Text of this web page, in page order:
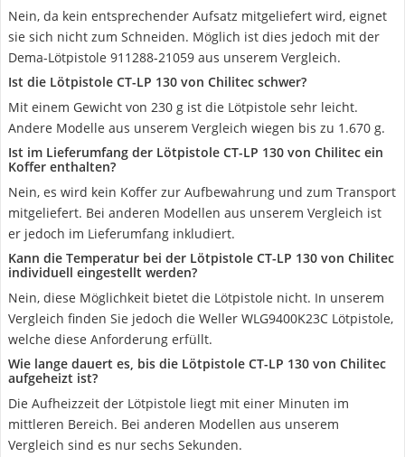
Nein, da kein entsprechender Aufsatz mitgeliefert wird, eignet
sie sich nicht zum Schneiden. Möglich ist dies jedoch mit der
Dema-Lötpistole 911288-21059 aus unserem Vergleich.
Ist die Lötpistole CT-LP 130 von Chilitec schwer?
Mit einem Gewicht von 230 g ist die Lötpistole sehr leicht.
Andere Modelle aus unserem Vergleich wiegen bis zu 1.670 g.
Ist im Lieferumfang der Lötpistole CT-LP 130 von Chilitec ein
Koffer enthalten?
Nein, es wird kein Koffer zur Aufbewahrung und zum Transport
mitgeliefert. Bei anderen Modellen aus unserem Vergleich ist
er jedoch im Lieferumfang inkludiert.
Kann die Temperatur bei der Lötpistole CT-LP 130 von Chilitec
individuell eingestellt werden?
Nein, diese Möglichkeit bietet die Lötpistole nicht. In unserem
Vergleich finden Sie jedoch die Weller WLG9400K23C Lötpistole,
welche diese Anforderung erfüllt.
Wie lange dauert es, bis die Lötpistole CT-LP 130 von Chilitec
aufgeheizt ist?
Die Aufheizzeit der Lötpistole liegt mit einer Minuten im
mittleren Bereich. Bei anderen Modellen aus unserem
Vergleich sind es nur sechs Sekunden.